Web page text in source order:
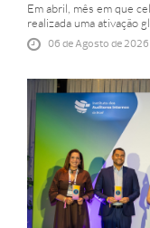
Em abril, mês em que
realizada uma ativação
06 de Agosto de 2026